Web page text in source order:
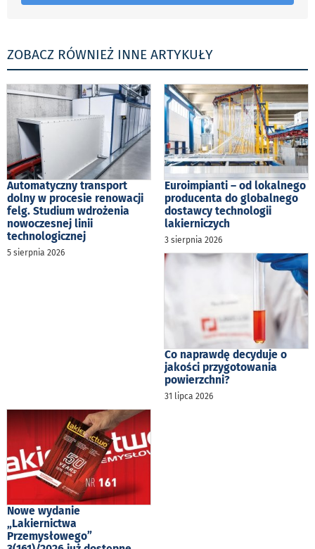
ZOBACZ RÓWNIEŻ INNE ARTYKUŁY
Automatyczny transport
dolny w procesie renowacji
felg. Studium wdrożenia
nowoczesnej linii
technologicznej
5 sierpnia 2026
Euroimpianti – od lokalnego
producenta do globalnego
dostawcy technologii
lakierniczych
3 sierpnia 2026
Co naprawdę decyduje o
jakości przygotowania
powierzchni?
31 lipca 2026
Nowe wydanie
„Lakiernictwa
Przemysłowego”